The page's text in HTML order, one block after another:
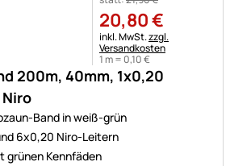
200m, 40mm, 1x0,20
Band in weiß-grün
6x0,20 Niro-Leitern
grünen Kennfäden
20,80€
Steuerhinweis:
inkl. MwSt.zzgl.
Versandkosten
1 m = 0,10€